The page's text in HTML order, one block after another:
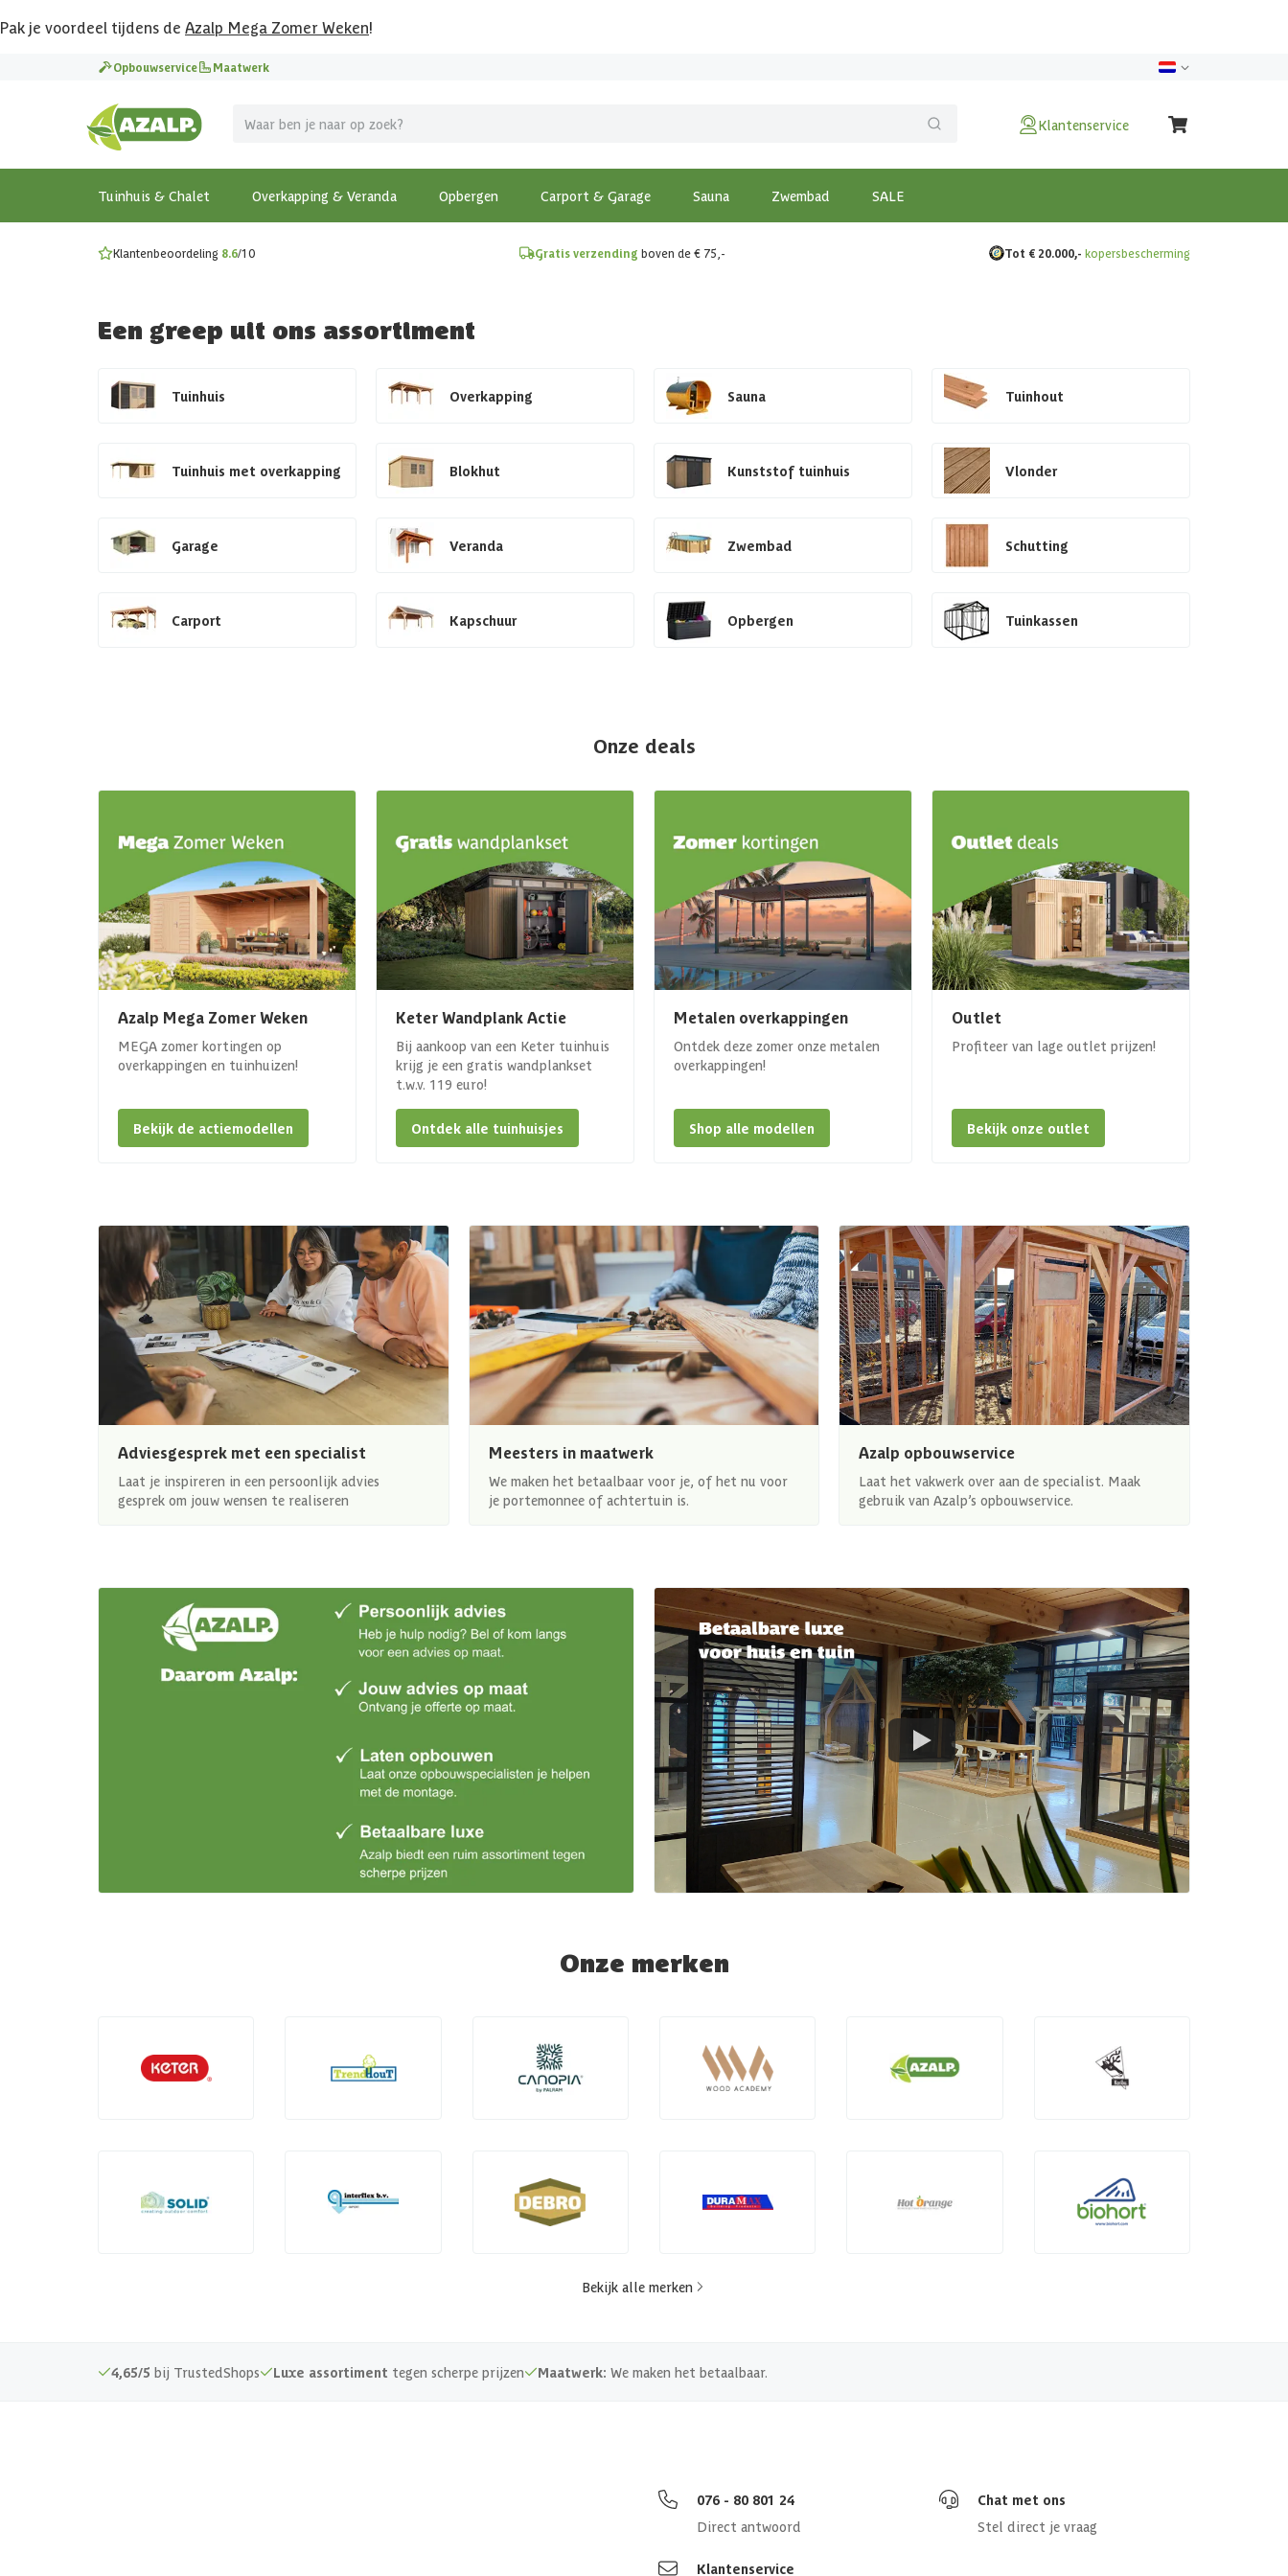
Pak je voordeel tijdens de Azalp Mega Zomer Weken!
Opbouwservice Maatwerk
Klantenservice
Tuinhuis & Chalet Overkapping & Veranda Opbergen Carport & Garage Sauna Zwembad SALE
Vier vakantie in je tuin
MEGA zomer kortingen op overkappingen en tuinhuizen!
Bekijk de actiemodellen
Gratis wandplankset
Ontdek onze metalen overkappingen
Klantenbeoordeling 8.6/10 Gratis verzending boven de € 75,- Tot € 20.000,- kopersbescherming
Een greep uit ons assortiment
Tuinhuis Overkapping Sauna Tuinhout
Tuinhuis met overkapping Blokhut Kunststof tuinhuis Vlonder
Garage Veranda Zwembad Schutting
Carport Kapschuur Opbergen Tuinkassen
Onze deals
Azalp Mega Zomer Weken
MEGA zomer kortingen op
overkappingen en tuinhuizen!
Bekijk de actiemodellen
Keter Wandplank Actie
Bij aankoop van een Keter tuinhuis
krijg je een gratis wandplankset
t.w.v. 119 euro!
Ontdek alle tuinhuisjes
Metalen overkappingen
Ontdek deze zomer onze metalen
overkappingen!
Shop alle modellen
Outlet
Profiteer van lage outlet prijzen!
Bekijk onze outlet
Adviesgesprek met een specialist
Laat je inspireren in een persoonlijk advies
gesprek om jouw wensen te realiseren
Meesters in maatwerk
We maken het betaalbaar voor je, of het nu voor
je portemonnee of achtertuin is.
Azalp opbouwservice
Laat het vakwerk over aan de specialist. Maak
gebruik van Azalp’s opbouwservice.
Onze merken
Bekijk alle merken
4,65/5 bij TrustedShops Luxe assortiment tegen scherpe prijzen Maatwerk: We maken het betaalbaar.
076 - 80 801 24
Direct antwoord
Chat met ons
Stel direct je vraag
Klantenservice